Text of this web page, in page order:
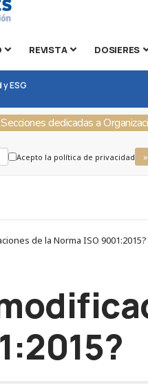
REVISTA DOSIERES
ESG
Secciones dedicadas a
Acepto la política de privacidad
de la Norma ISO 9001:2015?